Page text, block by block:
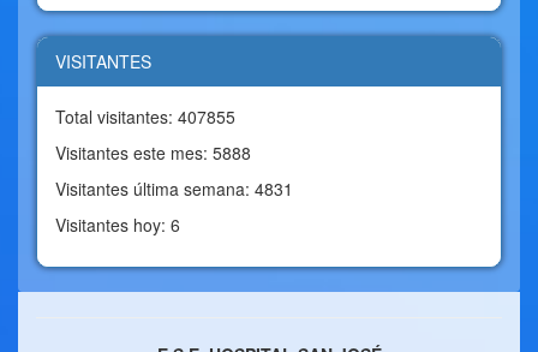
VISITANTES
Total visitantes: 407855
Visitantes este mes: 5888
Visitantes última semana: 4831
Visitantes hoy: 6